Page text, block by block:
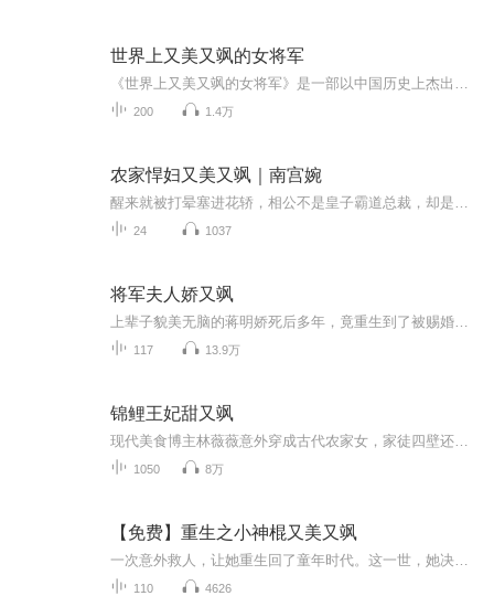
世界上又美又飒的女将军
200 1.4万
农家悍妇又美又飒｜南宫婉
24 1037
将军夫人娇又飒
117 13.9万
锦鲤王妃甜又飒
1050 8万
【免费】重生之小神棍又美又飒
110 4626